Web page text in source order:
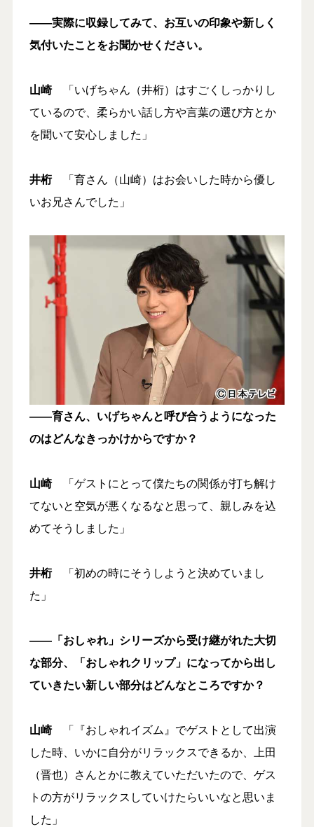
――実際に収録してみて、 お互いの印象や新しく
気付いたことをお聞かせください。
山崎
「いげちゃん（井桁）はすごくしっかりし
ているので、柔らかい話し方や言葉の選び方とか
を聞いて安心しました」
井桁
「育さん（山崎）はお会いした時から優し
いお兄さんでした」
――育さん、いげちゃんと呼び合うようになった
のはどんなきっかけからですか？
山崎
「ゲストにとって僕たちの関係が打ち解け
てないと空気が悪くなるなと思って、親しみを込
めてそうしました」
井桁
「初めの時にそうしようと決めていまし
た」
――「おしゃれ」シリーズから受け継がれた大切
な部分、「おしゃれクリップ」になってから出し
ていきたい新しい部分はどんなところですか？
山崎
「『おしゃれイズム』でゲストとして出演
した時、いかに自分がリラックスできるか、上田
（晋也）さんとかに教えていただいたので、ゲス
トの方がリラックスしていけたらいいなと思いま
した」